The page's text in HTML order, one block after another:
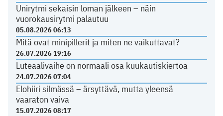
Unirytmi sekaisin loman jälkeen – näin
vuorokausirytmi palautuu
05.08.2026 06:13
Mitä ovat minipillerit ja miten ne vaikuttavat?
26.07.2026 19:16
Luteaalivaihe on normaali osa kuukautiskiertoa
24.07.2026 07:04
Elohiiri silmässä – ärsyttävä, mutta yleensä
vaaraton vaiva
15.07.2026 08:17